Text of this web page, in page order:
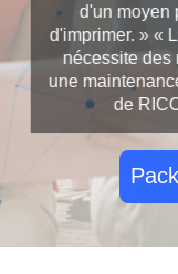
d'un moyen
d'imprimer. » «
nécessite des
une
de